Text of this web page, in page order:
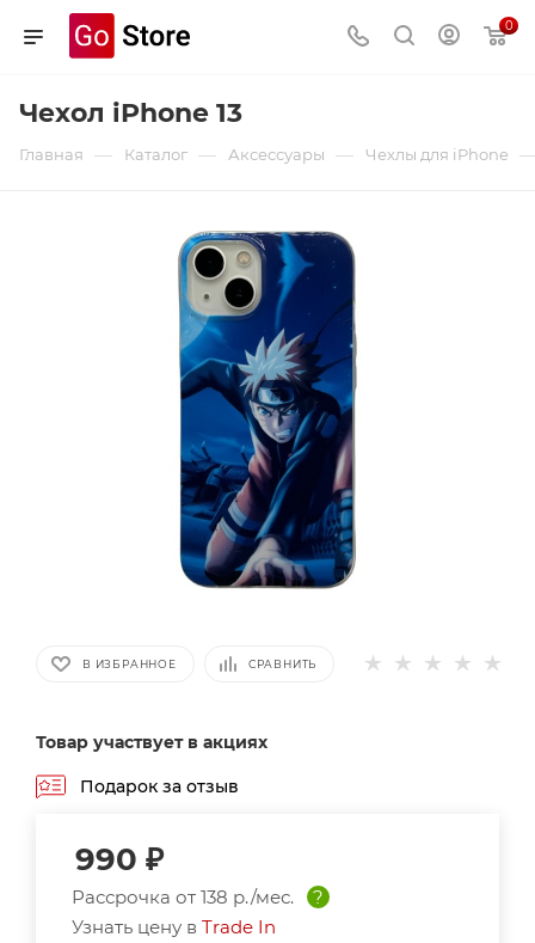
0
Чехол iPhone 13
Главная — Каталог — Аксессуары — Чехлы для iPhone
В ИЗБРАННОЕ СРАВНИТЬ
Товар участвует в акциях
Подарок за отзыв
990 ₽
Рассрочка от 138 р./мес.
?
Узнать цену в Trade In